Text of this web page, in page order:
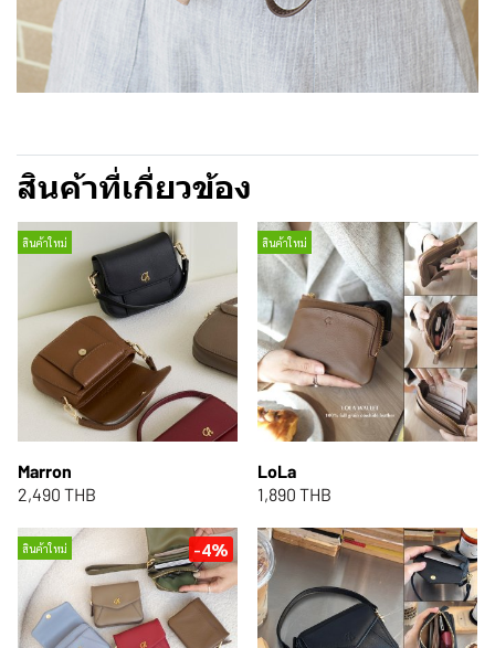
สินค้าที่เกี่ยวข้อง
สินค้าใหม่
Marron
2,490 THB
สินค้าใหม่
LoLa
1,890 THB
สินค้าใหม่ -4%